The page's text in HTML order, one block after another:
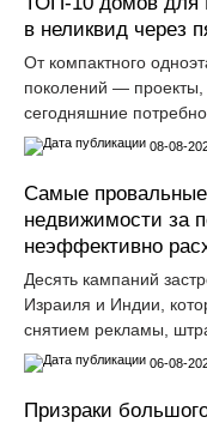
в неликвид через
От компактного
поколений — проекты,
сегодняшние
08-08-
Самые
недвижимости за
неэффективно
Десять кампаний
Израиля и Индии,
снятием рекламы,
06-08-
Призраки